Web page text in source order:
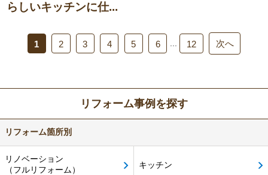
らしいキッチンに仕...
1 2 3 4 5 6 ... 12 次へ
リフォーム事例を探す
リフォーム箇所別
リノベーション
（フルリフォーム）
キッチン